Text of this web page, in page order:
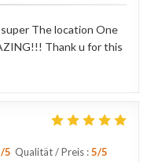
The location One
Thank u for this
/5 Qualität / Preis :5/5